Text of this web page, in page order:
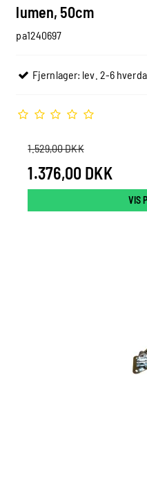
lumen, 50cm
pa1240697
Fjernlager: lev. 2-6
1.529,00 DKK
1.376,00 DKK
VIS